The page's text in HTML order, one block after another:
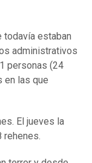
todavía estaban
administrativos
personas (24
en las que
El jueves la
rehenes.